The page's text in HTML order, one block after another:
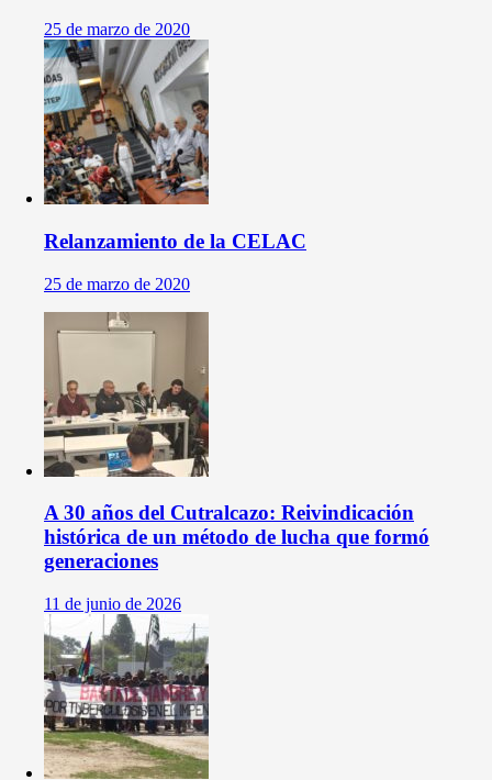
25 de marzo de 2020
Relanzamiento de la CELAC
25 de marzo de 2020
A 30 años del Cutralcazo: Reivindicación
histórica de un método de lucha que formó
generaciones
11 de junio de 2026